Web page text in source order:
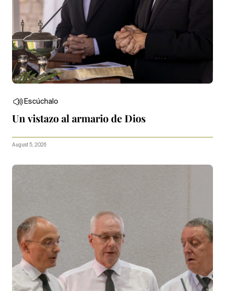
Escúchalo
Un vistazo al armario de Dios
August 5, 2026